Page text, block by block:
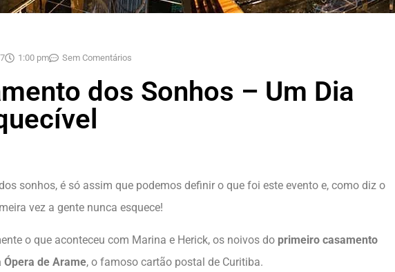
1:00 pm Sem Comentários
dos Sonhos – Um Dia
sonhos, é só assim que podemos definir o que foi este evento e, como diz o
vez a gente nunca esquece!
o que aconteceu com Marina e Herick, os noivos do primeiro casamento
Ópera de Arame, o famoso cartão postal de Curitiba.